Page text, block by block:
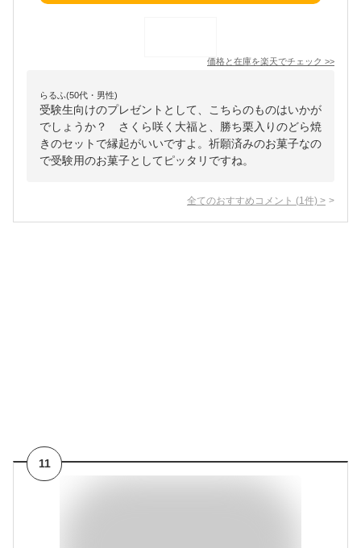
価格と在庫を楽天でチェック >>
らるふ(50代・男性)
受験生向けのプレゼントとして、こちらのものはいかが
でしょうか？ さくら咲く大福と、勝ち栗入りのどら焼
きのセットで縁起がいいですよ。祈願済みのお菓子なの
で受験用のお菓子としてピッタリですね。
全てのおすすめコメント (1 件) >
11